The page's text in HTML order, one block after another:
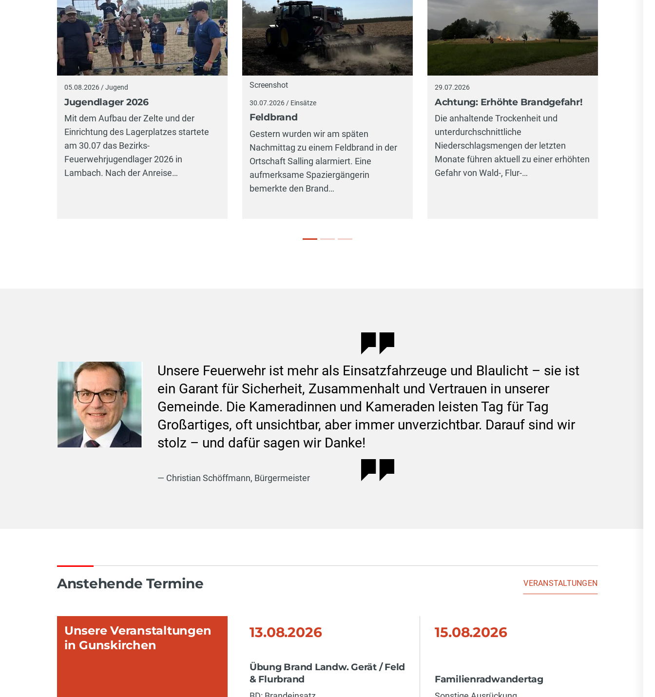
05.08.2026 / Jugend
Jugendlager 2026
Mit dem Aufbau der Zelte und der
Einrichtung des Lagerplatzes startete
am 30.07 das Bezirks-
Feuerwehrjugendlager 2026 in
Lambach. Nach der Anreise…
Screenshot
30.07.2026 / Einsätze
Feldbrand
Gestern wurden wir am späten
Nachmittag zu einem Feldbrand in der
Ortschaft Salling alarmiert. Eine
aufmerksame Spaziergängerin
bemerkte den Brand…
29.07.2026
Achtung: Erhöhte Brandgefahr!
Die anhaltende Trockenheit und
unterdurchschnittliche
Niederschlagsmengen der letzten
Monate führen aktuell zu einer erhöhten
Gefahr von Wald-, Flur-…
Unsere Feuerwehr ist mehr als Einsatzfahrzeuge und Blaulicht – sie ist
ein Garant für Sicherheit, Zusammenhalt und Vertrauen in unserer
Gemeinde. Die Kameradinnen und Kameraden leisten Tag für Tag
Großartiges, oft unsichtbar, aber immer unverzichtbar. Darauf sind wir
stolz – und dafür sagen wir Danke!
Christian Schöffmann, Bürgermeister
Anstehende Termine VERANSTALTUNGEN
Unsere Veranstaltungen
in Gunskirchen
13.08.2026
Übung Brand Landw. Gerät / Feld
& Flurbrand
15.08.2026
Familienradwandertag